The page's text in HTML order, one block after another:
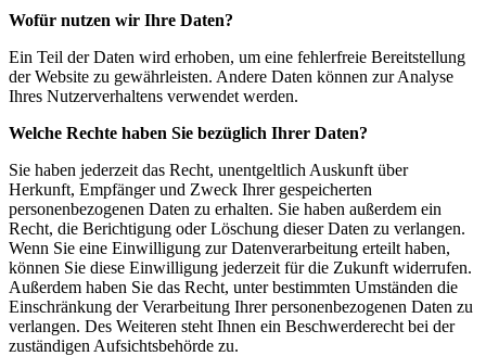
Wofür nutzen wir Ihre Daten?
Ein Teil der Daten wird erhoben, um eine fehlerfreie Bereitstellung
der Website zu gewährleisten. Andere Daten können zur Analyse
Ihres Nutzerverhaltens verwendet werden.
Welche Rechte haben Sie bezüglich Ihrer Daten?
Sie haben jederzeit das Recht, unentgeltlich Auskunft über
Herkunft, Empfänger und Zweck Ihrer gespeicherten
personenbezogenen Daten zu erhalten. Sie haben außerdem ein
Recht, die Berichtigung oder Löschung dieser Daten zu verlangen.
Wenn Sie eine Einwilligung zur Datenverarbeitung erteilt haben,
können Sie diese Einwilligung jederzeit für die Zukunft widerrufen.
Außerdem haben Sie das Recht, unter bestimmten Umständen die
Einschränkung der Verarbeitung Ihrer personenbezogenen Daten zu
verlangen. Des Weiteren steht Ihnen ein Beschwerderecht bei der
zuständigen Aufsichtsbehörde zu.